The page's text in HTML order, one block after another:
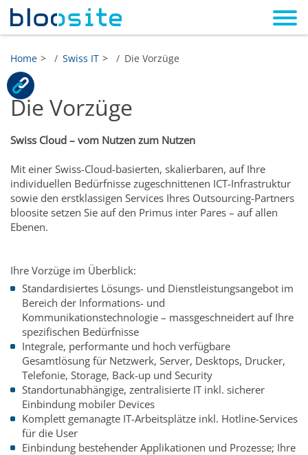
Home Swiss IT Die Vorzüge
Die Vorzüge
Swiss Cloud – vom Nutzen zum Nutzen
Mit einer Swiss-Cloud-basierten, skalierbaren, auf Ihre
individuellen Bedürfnisse zugeschnittenen ICT-Infrastruktur
sowie den erstklassigen Services Ihres Outsourcing-Partners
bloosite setzen Sie auf den Primus inter Pares – auf allen
Ebenen.
Ihre Vorzüge im Überblick:
Standardisiertes Lösungs- und Dienstleistungsangebot im
Bereich der Informations- und
Kommunikationstechnologie – massgeschneidert auf Ihre
spezifischen Bedürfnisse
Integrale, performante und hoch verfügbare
Gesamtlösung für Netzwerk, Server, Desktops, Drucker,
Telefonie, Storage, Back-up und Security
Standortunabhängige, zentralisierte IT inkl. sicherer
Einbindung mobiler Devices
Komplett gemanagte IT-Arbeitsplätze inkl. Hotline-Services
für die User
Einbindung bestehender Applikationen und Prozesse; Ihre